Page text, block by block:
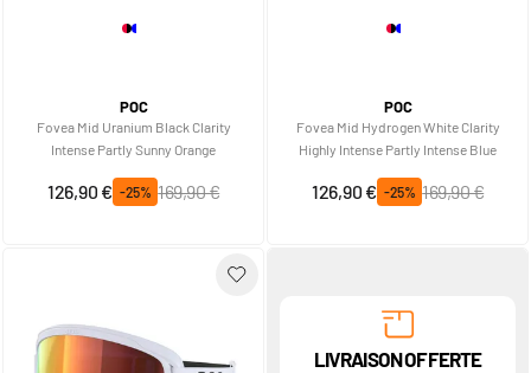
POC
Fovea Mid Uranium Black Clarity
Intense Partly Sunny Orange
Prix spécial
126,90 € -25%
Prix normal
169,90 €
POC
Fovea Mid Hydrogen White Clarity
Highly Intense Partly Intense Blue
Prix spécial
126,90 € -25%
Prix normal
169,90 €
LIVRAISON OFFERTE